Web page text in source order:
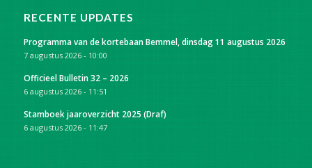
RECENTE UPDATES
Programma van de kortebaan Bemmel, dinsdag 11 augustus 2026
7 augustus 2026 - 10:00
Officieel Bulletin 32 – 2026
6 augustus 2026 - 11:51
Stamboek jaaroverzicht 2025 (Draf)
6 augustus 2026 - 11:47